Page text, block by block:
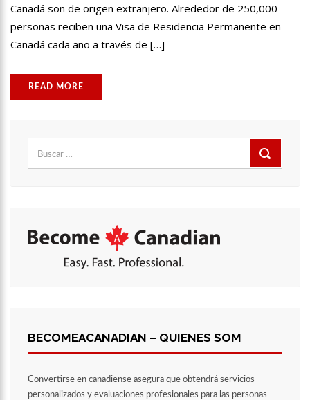
Canadá son de origen extranjero. Alrededor de 250,000
personas reciben una Visa de Residencia Permanente en
Canadá cada año a través de […]
READ MORE
BECOMEACANADIAN – QUIENES SOM
Convertirse en canadiense asegura que obtendrá servicios
personalizados y evaluaciones profesionales para las personas